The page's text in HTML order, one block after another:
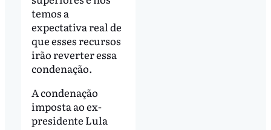
temos a
expectativa real de
que esses recursos
irão reverter essa
condenação.
A condenação
imposta ao ex-
presidente Lula